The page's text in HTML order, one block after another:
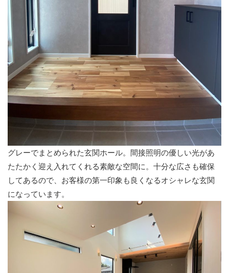
グレーでまとめられた玄関ホール。間接照明の優しい光があ
たたかく迎え入れてくれる素敵な空間に。十分な広さも確保
してあるので、お客様の第一印象も良くなるオシャレな玄関
になっています。